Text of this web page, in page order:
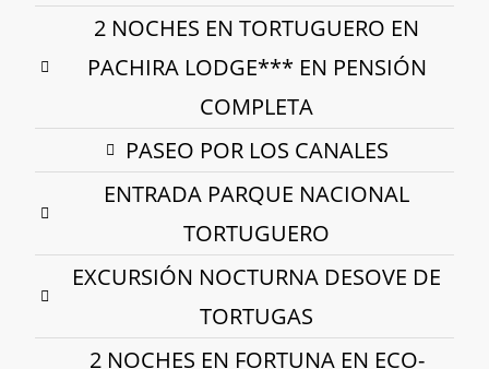
2 NOCHES EN TORTUGUERO EN
PACHIRA LODGE*** EN PENSIÓN
COMPLETA
PASEO POR LOS CANALES
ENTRADA PARQUE NACIONAL
TORTUGUERO
EXCURSIÓN NOCTURNA DESOVE DE
TORTUGAS
2 NOCHES EN FORTUNA EN ECO-